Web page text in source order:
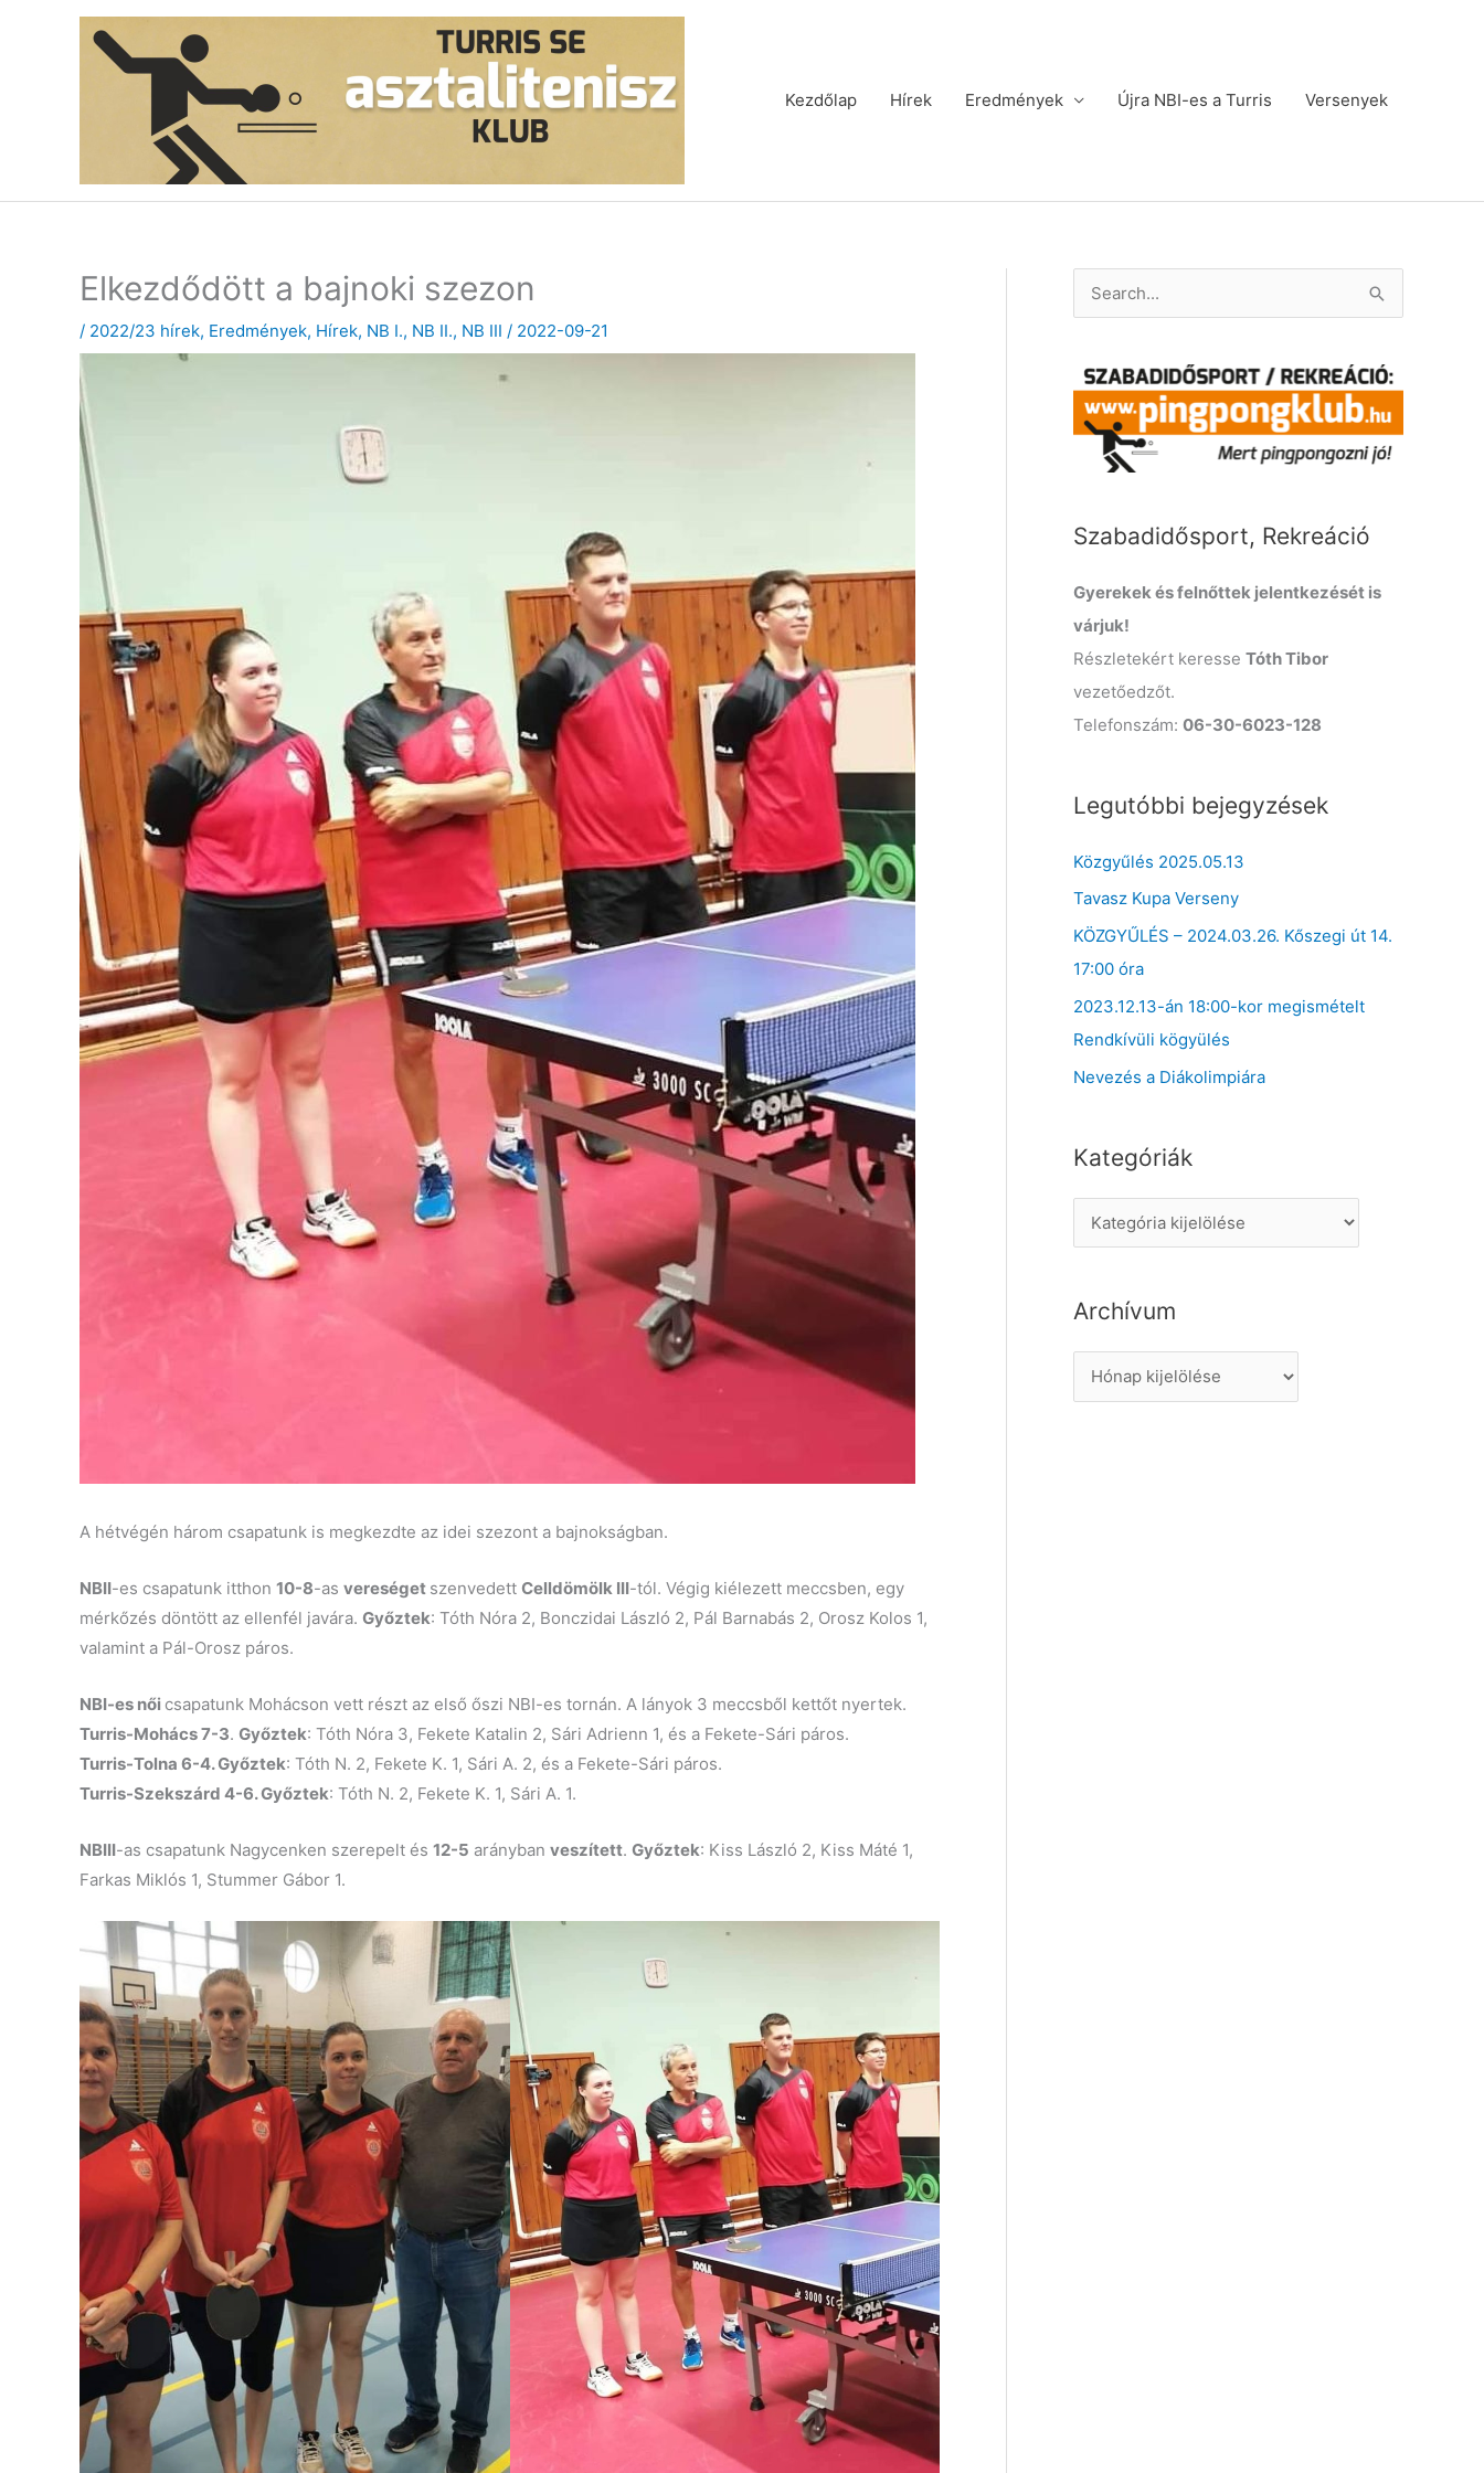
Kezdőlap
Hírek Eredmények Újra NBI-es a Turris Versenyek
Elkezdődött a bajnoki szezon
/ 2022/23 hírek, Eredmények, Hírek, NB I., NB II., NB III / 2022-09-21
A hétvégén három csapatunk is megkezdte az idei szezont a bajnokságban.
NBII-es csapatunk itthon 10-8-as vereséget szenvedett Celldömölk III-tól. Végig kiélezett meccsben, egy
mérkőzés döntött az ellenfél javára. Győztek: Tóth Nóra 2, Bonczidai László 2, Pál Barnabás 2, Orosz Kolos 1,
valamint a Pál-Orosz páros.
NBI-es női csapatunk Mohácson vett részt az első őszi NBI-es tornán. A lányok 3 meccsből kettőt nyertek.
Turris-Mohács 7-3. Győztek: Tóth Nóra 3, Fekete Katalin 2, Sári Adrienn 1, és a Fekete-Sári páros.
Turris-Tolna 6-4. Győztek: Tóth N. 2, Fekete K. 1, Sári A. 2, és a Fekete-Sári páros.
Turris-Szekszárd 4-6. Győztek: Tóth N. 2, Fekete K. 1, Sári A. 1.
NBIII-as csapatunk Nagycenken szerepelt és 12-5 arányban veszített. Győztek: Kiss László 2, Kiss Máté 1,
Farkas Miklós 1, Stummer Gábor 1.
e
rSzabadidősport, Rekreáció
Gyerekek és felnőttek jelentkezését is
várjuk!
Részletekért keresse Tóth Tibor
vezetőedzőt.
Telefonszám: 06-30-6023-128
Legutóbbi bejegyzések
Közgyűlés 2025.05.13
Tavasz Kupa Verseny
KÖZGYŰLÉS – 2024.03.26. Kőszegi út 14.
17:00 óra
2023.12.13-án 18:00-kor megismételt
Rendkívüli kögyülés
Nevezés a Diákolimpiára
Kategóriák
a
e
Archívum
r